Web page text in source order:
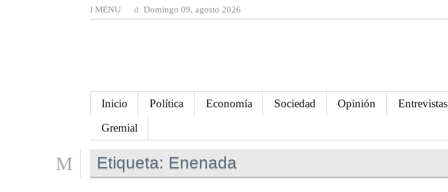
MENU Domingo 09, agosto 2026
Inicio Política Economía Sociedad Opinión Entrevistas
Gremial
Etiqueta: Enenada